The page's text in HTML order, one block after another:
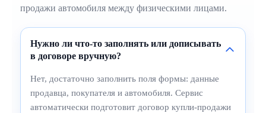
продажи автомобиля между физическими лицами.
Нужно ли что-то заполнять или дописывать
в договоре вручную?
Нет, достаточно заполнить поля формы: данные
продавца, покупателя и автомобиля. Сервис
автоматически подготовит договор купли-продажи